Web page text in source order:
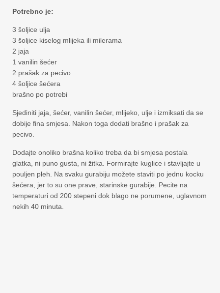
Potrebno je:
3 šoljice ulja
3 šoljice kiselog mlijeka ili milerama
2 jaja
1 vanilin šećer
2 prašak za pecivo
4 šoljice šećera
brašno po potrebi
Sjediniti jaja, šećer, vanilin šećer, mlijeko, ulje i izmiksati da se
dobije fina smjesa. Nakon toga dodati brašno i prašak za
pecivo.
Dodajte onoliko brašna koliko treba da bi smjesa postala
glatka, ni puno gusta, ni žitka. Formirajte kuglice i stavljajte u
pouljen pleh. Na svaku gurabiju možete staviti po jednu kocku
šećera, jer to su one prave, starinske gurabije. Pecite na
temperaturi od 200 stepeni dok blago ne porumene, uglavnom
nekih 40 minuta.